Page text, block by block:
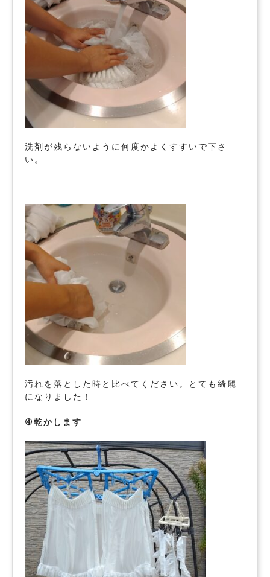
洗剤が残らないように何度かよくすすいで下さ
い。
汚れを落とした時と比べてください。とても綺麗
になりました！
④乾かします